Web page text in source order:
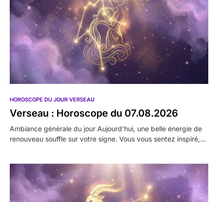
HOROSCOPE DU JOUR VERSEAU
Verseau : Horoscope du 07.08.2026
Ambiance générale du jour Aujourd’hui, une belle énergie de
renouveau souffle sur votre signe. Vous vous sentez inspiré,…